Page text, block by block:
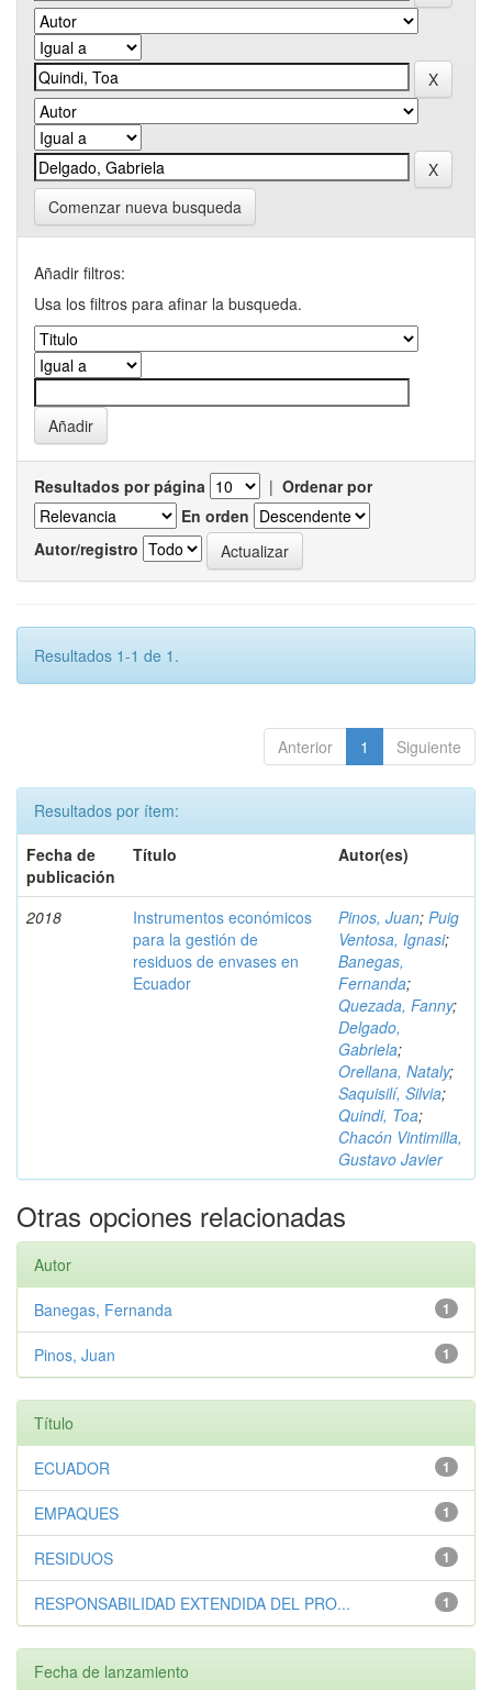
Comenzar nueva busqueda
Añadir filtros:
Usa los filtros para afinar la busqueda.
Resultados por página | Ordenar por
En orden
Autor/registro
Resultados 1-1 de 1.
Anterior 1 Siguiente
Resultados por ítem:
Fecha de
publicación
Título Autor(es)
2018
Instrumentos económicos
para la gestión de
residuos de envases en
Ecuador
Pinos, Juan; Puig
Ventosa, Ignasi;
Banegas,
Fernanda;
Quezada, Fanny;
Delgado,
Gabriela;
Orellana, Nataly;
Saquisilí, Silvia;
Quindi, Toa;
Chacón Vintimilla,
Gustavo Javier
Otras opciones relacionadas
Autor
1
Banegas, Fernanda
1
Pinos, Juan
Título
1
ECUADOR
1
EMPAQUES
1
RESIDUOS
1
RESPONSABILIDAD EXTENDIDA DEL PRO...
Fecha de lanzamiento